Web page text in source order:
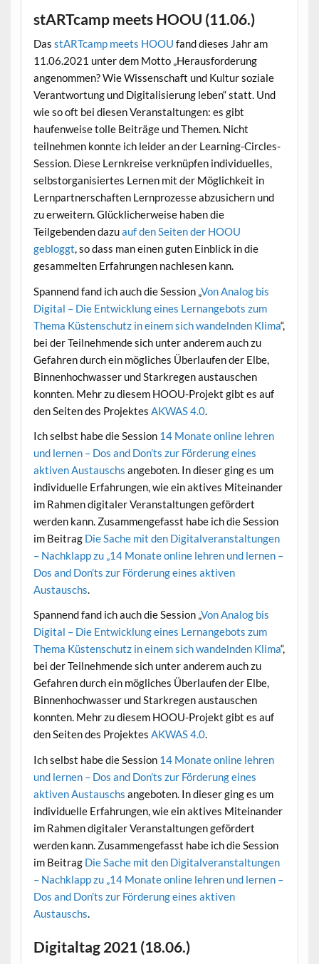
stARTcamp meets HOOU (11.06.)
Das stARTcamp meets HOOU fand dieses Jahr am
11.06.2021 unter dem Motto „Herausforderung
angenommen? Wie Wissenschaft und Kultur soziale
Verantwortung und Digitalisierung leben“ statt. Und
wie so oft bei diesen Veranstaltungen: es gibt
haufenweise tolle Beiträge und Themen. Nicht
teilnehmen konnte ich leider an der Learning-Circles-
Session. Diese Lernkreise verknüpfen individuelles,
selbstorganisiertes Lernen mit der Möglichkeit in
Lernpartnerschaften Lernprozesse abzusichern und
zu erweitern. Glücklicherweise haben die
Teilgebenden dazuauf den Seiten der HOOU
gebloggt, so dass man einen guten Einblick in die
gesammelten Erfahrungen nachlesen kann.
Spannend fand ich auch die Session „ Von Analog bis
Digital – Die Entwicklung eines Lernangebots zum
Thema Küstenschutz in einem sich wandelnden Klima“,
bei der Teilnehmende sich unter anderem auch zu
Gefahren durch ein mögliches Überlaufen der Elbe,
Binnenhochwasser und Starkregen austauschen
konnten. Mehr zu diesem HOOU-Projekt gibt es auf
den Seiten des Projektes AKWAS 4.0.
Ich selbst habe die Session 14 Monate online lehren
und lernen – Dos and Don’ts zur Förderung eines
aktiven Austauschs angeboten. In dieser ging es um
individuelle Erfahrungen, wie ein aktives Miteinander
im Rahmen digitaler Veranstaltungen gefördert
werden kann. Zusammengefasst habe ich die Session
im Beitrag Die Sache mit den Digitalveranstaltungen
– Nachklapp zu „14 Monate online lehren und lernen –
Dos and Don’ts zur Förderung eines aktiven
Austauschs.
Spannend fand ich auch die Session „Von Analog bis
Digital – Die Entwicklung eines Lernangebots zum
Thema Küstenschutz in einem sich wandelnden Klima“,
bei der Teilnehmende sich unter anderem auch zu
Gefahren durch ein mögliches Überlaufen der Elbe,
Binnenhochwasser und Starkregen austauschen
konnten. Mehr zu diesem HOOU-Projekt gibt es auf
den Seiten des Projektes AKWAS 4.0.
Ich selbst habe die Session 14 Monate online lehren
und lernen – Dos and Don’ts zur Förderung eines
aktiven Austauschs angeboten. In dieser ging es um
individuelle Erfahrungen, wie ein aktives Miteinander
im Rahmen digitaler Veranstaltungen gefördert
werden kann. Zusammengefasst habe ich die Session
im Beitrag Die Sache mit den Digitalveranstaltungen
– Nachklapp zu „14 Monate online lehren und lernen –
Dos and Don’ts zur Förderung eines aktiven
Austauschs.
Digitaltag 2021 (18.06.)